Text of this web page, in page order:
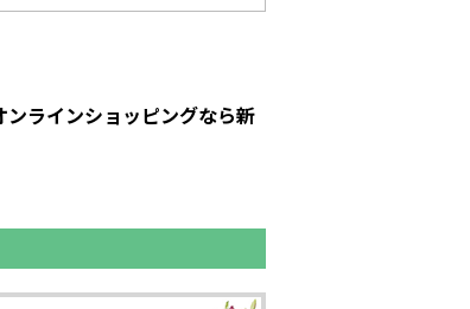
ラインショッピングなら新